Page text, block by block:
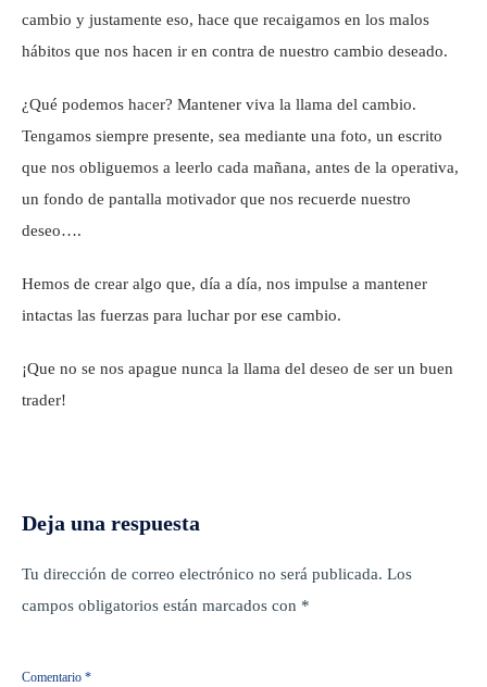
cambio y justamente eso, hace que recaigamos en los malos
hábitos que nos hacen ir en contra de nuestro cambio deseado.
¿Qué podemos hacer? Mantener viva la llama del cambio.
Tengamos siempre presente, sea mediante una foto, un escrito
que nos obliguemos a leerlo cada mañana, antes de la operativa,
un fondo de pantalla motivador que nos recuerde nuestro
deseo….
Hemos de crear algo que, día a día, nos impulse a mantener
intactas las fuerzas para luchar por ese cambio.
¡Que no se nos apague nunca la llama del deseo de ser un buen
trader!
Deja una respuesta
Tu dirección de correo electrónico no será publicada. Los
campos obligatorios están marcados con *
Comentario *